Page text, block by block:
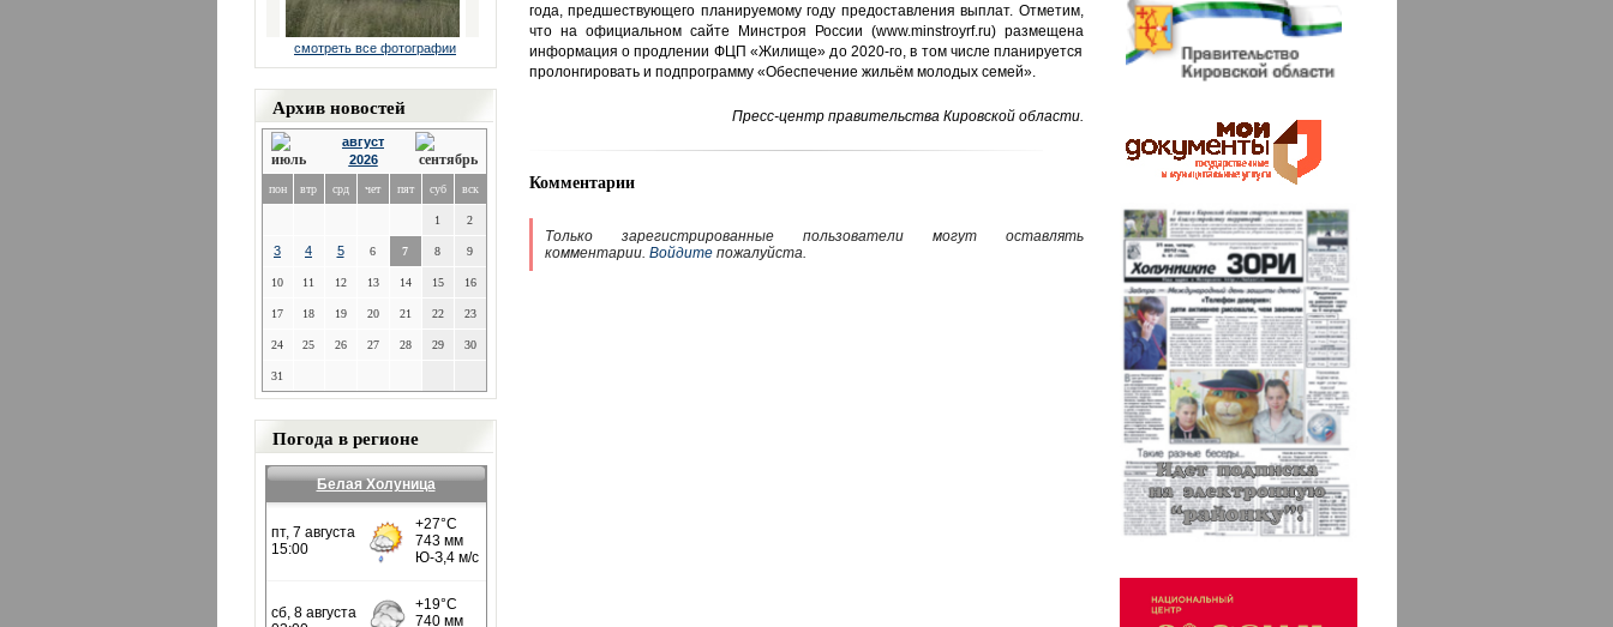
смотреть все фотографии
Архив новостей
август
2026
пон втр срд чет пят суб вск
1 2
3 4 5 6 7 8 9
10 11 12 13 14 15 16
17 18 19 20 21 22 23
24 25 26 27 28 29 30
31
Погода в регионе
Белая Холуница
года, предшествующего планируемому году предоставления выплат. Отметим,
что на официальном сайте Минстроя России (www.minstroyrf.ru) размещена
информация о продлении ФЦП «Жилище» до 2020-го, в том числе планируется
пролонгировать и подпрограмму «Обеспечение жильём молодых семей».
Пресс-центр правительства Кировской области.
Комментарии
Только зарегистрированные пользователи могут оставлять
комментарии. Войдитепожалуйста.